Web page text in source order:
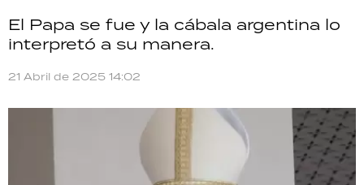
El Papa se fue y la cábala argentina lo
interpretó a su manera.
21 Abril de 2025 14:02
SALUD
DEPORTES
TECNOLOGÍA